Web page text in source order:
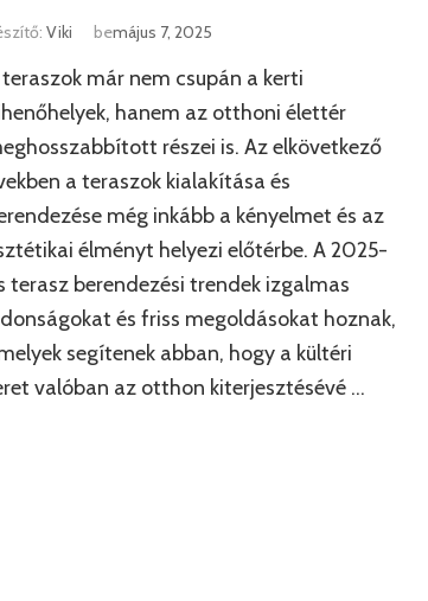
Viki bemájus 7, 2025
már nem csupán a kerti
hanem az otthoni élettér
részei is. Az elkövetkező
a teraszok kialakítása és
még inkább a kényelmet és az
élményt helyezi előtérbe. A 2025-
terasz berendezési trendek izgalmas
és friss megoldásokat hoznak,
segítenek abban, hogy a kültéri
valóban az otthon kiterjesztésévé …